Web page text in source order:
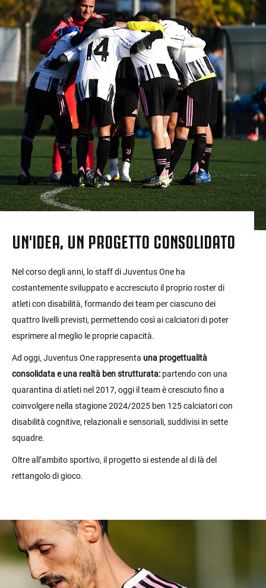
UN'IDEA, UN PROGETTO CONSOLIDATO
Nel corso degli anni, lo staff di Juventus One ha
costantemente sviluppato e accresciuto il proprio roster di
atleti con disabilità, formando dei team per ciascuno dei
quattro livelli previsti, permettendo così ai calciatori di poter
esprimere al meglio le proprie capacità.
Ad oggi, Juventus One rappresenta una progettualità
consolidata e una realtà ben strutturata: partendo con una
quarantina di atleti nel 2017, oggi il team è cresciuto fino a
coinvolgere nella stagione 2024/2025 ben 125 calciatori con
disabilità cognitive, relazionali e sensoriali, suddivisi in sette
squadre.
Oltre all’ambito sportivo, il progetto si estende al di là del
rettangolo di gioco.